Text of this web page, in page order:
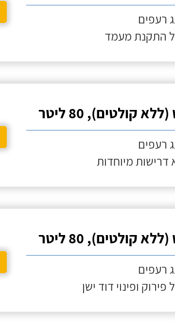
רעפים
התקנת מעמד
80 ליטר
רעפים
דרישות מיוחדות
80 ליטר
רעפים
ופינוי דוד ישן